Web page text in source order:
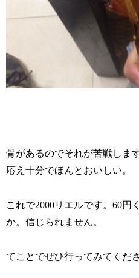
骨があるのでそれが苦戦しま
応え十分でほんとおいしい。
これで2000リエルです。60円
か。信じられません。
てことでぜひ行ってみてくだ